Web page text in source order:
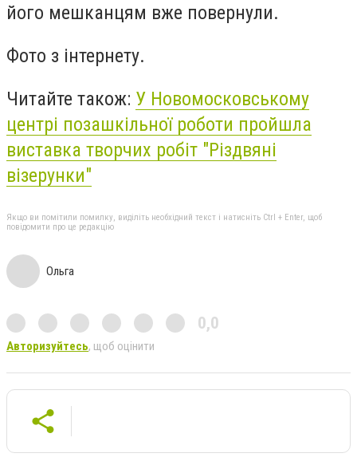
його мешканцям вже повернули.
Фото з інтернету.
Читайте також: У Новомосковському
центрі позашкільної роботи пройшла
виставка творчих робіт "Різдвяні
візерунки"
Якщо ви помітили помилку, виділіть необхідний текст і натисніть Ctrl + Enter, щоб
повідомити про це редакцію
Ольга
0,0
Авторизуйтесь, щоб оцінити